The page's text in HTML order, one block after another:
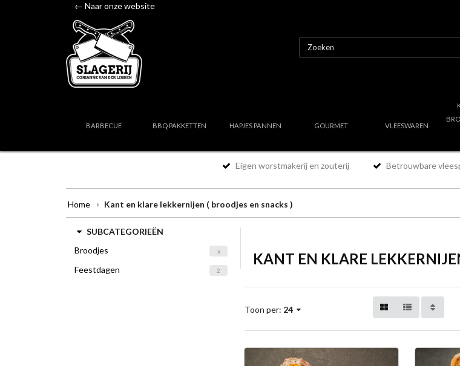
← Naar onze website
BARBECUE BBQ PAKKETTEN HAPJES PANNEN GOURMET VLEESWAREN
Eigen worstmakerij en zouterij Betrouwbare
Home Kant en klare lekkernijen ( broodjes en snacks )
SUBCATEGORIEËN
Broodjes
x
Feestdagen 2
KANT EN KLARE
Toon per: 24